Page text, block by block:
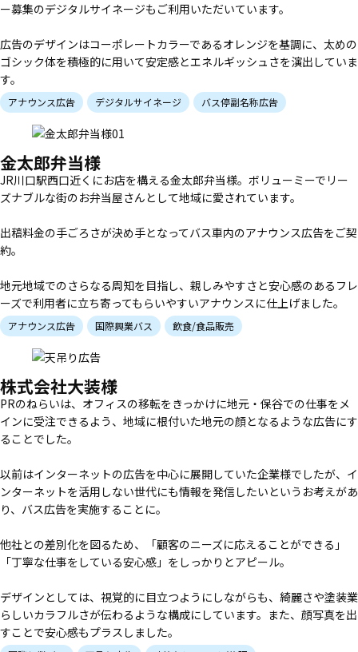
ー募集のデジタルサイネージもご利用いただいています。
広告のデザインはコーポレートカラーであるオレンジを基調に、太めの
ゴシック体を積極的に用いて安定感とエネルギッシュさを演出していま
す。
アナウンス広告 デジタルサイネージ
バス停副名称広告
ラッピングバス
国際興業バス
金太郎弁当様
JR川口駅西口近くにお店を構える金太郎弁当様。ボリューミーでリー
ズナブルな街のお弁当屋さんとして地域に愛されています。
出稿料金の手ごろさが決め手となってバス車内のアナウンス広告をご契
約。
地元地域でのさらなる周知を目指し、親しみやすさと安心感のあるフレ
ーズで利用者に立ち寄ってもらいやすいアナウンスに仕上げました。
アナウンス広告 国際興業バス 飲食/食品販売
株式会社大装様
PRのねらいは、オフィスの移転をきっかけに地元・保谷での仕事をメ
インに受注できるよう、地域に根付いた地元の顔となるような広告にす
ることでした。
以前はインターネットの広告を中心に展開していた企業様でしたが、イ
ンターネットを活用しない世代にも情報を発信したいというお考えがあ
り、バス広告を実施することに。
他社との差別化を図るため、「顧客のニーズに応えることができる」
「丁寧な仕事をしている安心感」をしっかりとアピール。
デザインとしては、視覚的に目立つようにしながらも、綺麗さや塗装業
らしいカラフルさが伝わるような構成にしています。また、顔写真を出
すことで安心感もプラスしました。